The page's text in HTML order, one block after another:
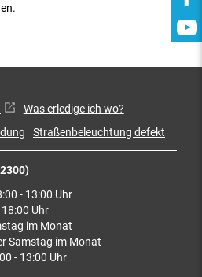
- 13:00 Uhr
Uhr
im Monat
Samstag im Monat
- 13:00 Uhr
Was erledige ich wo?
Straßenbeleuchtung defekt